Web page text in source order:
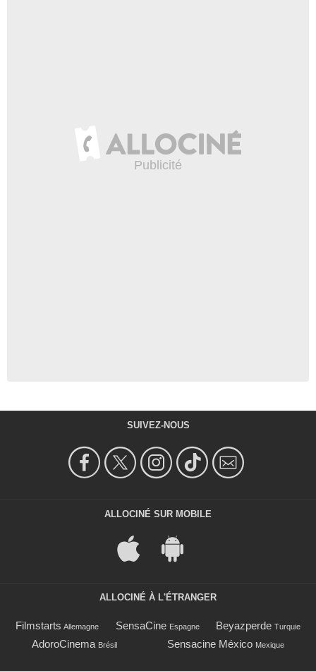
SUIVEZ-NOUS
ALLOCINÉ SUR MOBILE
ALLOCINÉ À L'ÉTRANGER
Filmstarts Allemagne SensaCine Espagne Beyazperde Turquie
AdoroCinema Brésil Sensacine México Mexique